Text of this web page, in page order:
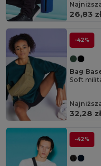
26,83
-42%
Bag
Soft
32,28
-42%